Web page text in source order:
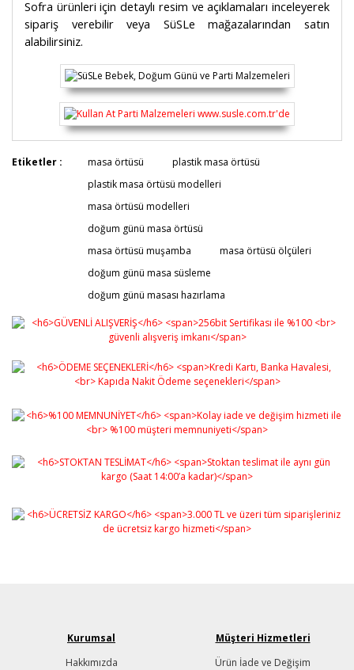
Sofra ürünleri için detaylı resim ve açıklamaları inceleyerek
sipariş verebilir veya SüSLe mağazalarından satın
alabilirsiniz.
Bu ürüne ilk yorumu siz yapın!
Yorum Yaz
Bu ürünün fiyat bilgisi, resim, ürün açıklamalarında ve
formunu kullanarak tarafımıza iletebilirsiniz.
Görüş ve önerileriniz için teşekkür ederiz.
Ürün resmi kalitesiz, bozuk veya görüntülenemiyor.
Ürün açıklamasında eksik bilgiler bulunuyor.
Ürün bilgilerinde hatalar bulunuyor.
Bu ürüne benzer farklı alternatifler olmalı.
Gönder
Etiketler : masa örtüsü
plastik masa örtüsü
plastik masa örtüsü modelleri
masa örtüsü modelleri
doğum günü masa örtüsü
masa örtüsü muşamba
masa örtüsü ölçüleri
doğum günü masa süsleme
doğum günü masası hazırlama
Kurumsal
Hakkımızda
Müşteri Hizmetleri
Ürün İade ve Değişim